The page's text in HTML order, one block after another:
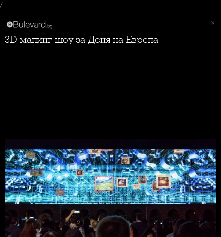
/
3D мапинг шоу за Деня на Европа